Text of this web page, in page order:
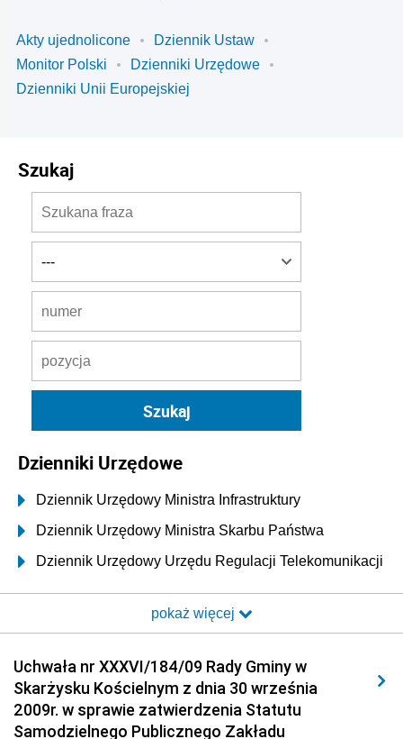
Akty ujednolicone
Dziennik Ustaw
Monitor Polski
Dzienniki Urzędowe
Dzienniki Unii Europejskiej
Szukaj
Dzienniki Urzędowe
Dziennik Urzędowy Ministra Infrastruktury
Dziennik Urzędowy Ministra Skarbu Państwa
Dziennik Urzędowy Urzędu Regulacji Telekomunikacji
Dziennik Urzędowy Ministra Transportu i Budownictwa
Elektronicznej
Dziennik Urzędowy Ministra Spraw Wewnętrznych i
Administracji
pokaż więcej
Uchwała nr XXXVI/184/09 Rady Gminy w
Skarżysku Kościelnym z dnia 30 września
2009r. w sprawie zatwierdzenia Statutu
Samodzielnego Publicznego Zakładu